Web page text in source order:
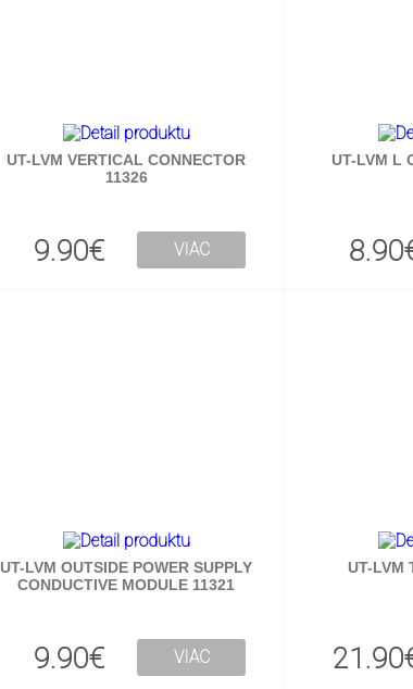
UT-LVM VERTICAL CONNECTOR
11326
9.90€ VIAC
UT-LVM L
UT-LVM OUTSIDE POWER SUPPLY
CONDUCTIVE MODULE 11321
9.90€ VIAC
UT-LVM